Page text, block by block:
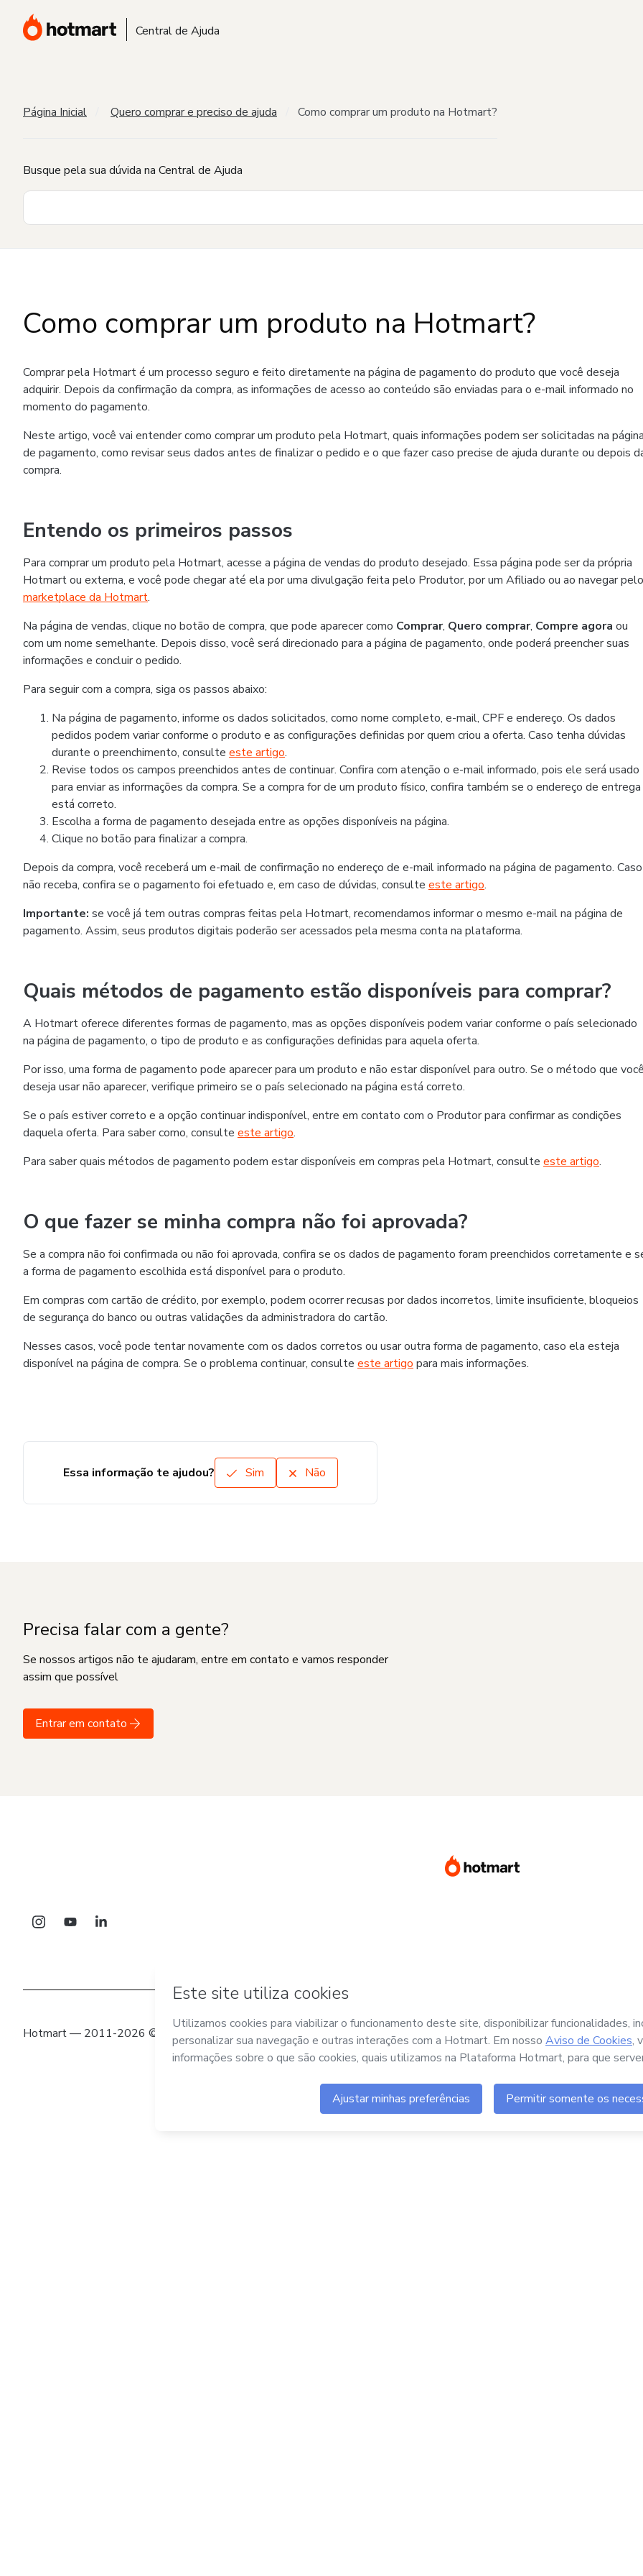
Central de Ajuda
Página Inicial Quero comprar e preciso de ajuda Como comprar um produto na Hotmart?
Busque pela sua dúvida na Central de Ajuda
Como comprar um produto na Hotmart?
Comprar pela Hotmart é um processo seguro e feito diretamente na página de pagamento do produto que você deseja
adquirir. Depois da confirmação da compra, as informações de acesso ao conteúdo são enviadas para o e-mail informado no
momento do pagamento.
Neste artigo, você vai entender como comprar um produto pela Hotmart, quais informações podem ser solicitadas na
de pagamento, como revisar seus dados antes de finalizar o pedido e o que fazer caso precise de ajuda durante ou depois
compra.
Entendo os primeiros passos
Para comprar um produto pela Hotmart, acesse a página de vendas do produto desejado. Essa página pode ser da própria
Hotmart ou externa, e você pode chegar até ela por uma divulgação feita pelo Produtor, por um Afiliado ou ao navegar pelo
marketplace da Hotmart.
Na página de vendas, clique no botão de compra, que pode aparecer como Comprar, Quero comprar, Compre agora ou
com um nome semelhante. Depois disso, você será direcionado para a página de pagamento, onde poderá preencher suas
informações e concluir o pedido.
Para seguir com a compra, siga os passos abaixo:
Na página de pagamento, informe os dados solicitados, como nome completo, e-mail, CPF e endereço. Os dados
pedidos podem variar conforme o produto e as configurações definidas por quem criou a oferta. Caso tenha dúvidas
durante o preenchimento, consulte este artigo.
Revise todos os campos preenchidos antes de continuar. Confira com atenção o e-mail informado, pois ele será usado
para enviar as informações da compra. Se a compra for de um produto físico, confira também se o endereço de entrega
está correto.
Escolha a forma de pagamento desejada entre as opções disponíveis na página.
Clique no botão para finalizar a compra.
Depois da compra, você receberá um e-mail de confirmação no endereço de e-mail informado na página de pagamento. Caso
não receba, confira se o pagamento foi efetuado e, em caso de dúvidas, consulte este artigo.
Importante: se você já tem outras compras feitas pela Hotmart, recomendamos informar o mesmo e-mail na página de
pagamento. Assim, seus produtos digitais poderão ser acessados pela mesma conta na plataforma.
Quais métodos de pagamento estão disponíveis para comprar?
A Hotmart oferece diferentes formas de pagamento, mas as opções disponíveis podem variar conforme o país selecionado
na página de pagamento, o tipo de produto e as configurações definidas para aquela oferta.
Por isso, uma forma de pagamento pode aparecer para um produto e não estar disponível para outro. Se o método que
deseja usar não aparecer, verifique primeiro se o país selecionado na página está correto.
Se o país estiver correto e a opção continuar indisponível, entre em contato com o Produtor para confirmar as condições
daquela oferta. Para saber como, consulte este artigo.
Para saber quais métodos de pagamento podem estar disponíveis em compras pela Hotmart, consulte este artigo.
O que fazer se minha compra não foi aprovada?
Se a compra não foi confirmada ou não foi aprovada, confira se os dados de pagamento foram preenchidos corretamente e
a forma de pagamento escolhida está disponível para o produto.
Em compras com cartão de crédito, por exemplo, podem ocorrer recusas por dados incorretos, limite insuficiente, bloqueios
de segurança do banco ou outras validações da administradora do cartão.
Nesses casos, você pode tentar novamente com os dados corretos ou usar outra forma de pagamento, caso ela esteja
disponível na página de compra. Se o problema continuar, consulte este artigo para mais informações.
Essa informação te ajudou? Sim Não
Precisa falar com a gente?
Se nossos artigos não te ajudaram, entre em contato e vamos responder
assim que possível
Entrar em contato
Hotmart — 2011-2026 © Todos os direitos reservados